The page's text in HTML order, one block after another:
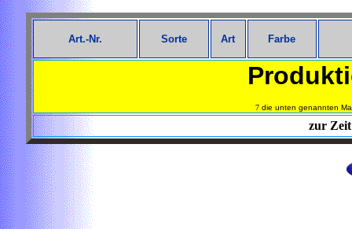
Art.-Nr. Sorte Art Farbe
7 die unten genannten
zur